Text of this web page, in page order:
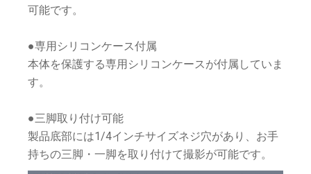
可能です。
●専用シリコンケース付属
本体を保護する専用シリコンケースが付属していま
す。
●三脚取り付け可能
製品底部には1/4インチサイズネジ穴があり、お手
持ちの三脚・一脚を取り付けて撮影が可能です。